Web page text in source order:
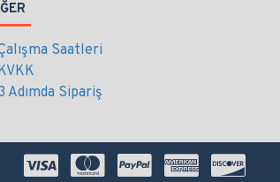
Saatleri
Adımda Sipariş